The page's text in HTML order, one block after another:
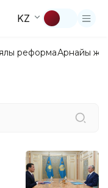
KZ
реформаАрнайы